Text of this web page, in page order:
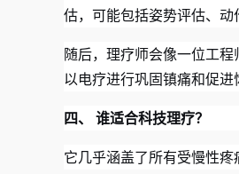
估，可能包括姿势评估、动
随后，理疗师会像一位工
以电疗进行巩固镇痛和促进
四、 谁适合科技理疗？
它几乎涵盖了所有受慢性疼